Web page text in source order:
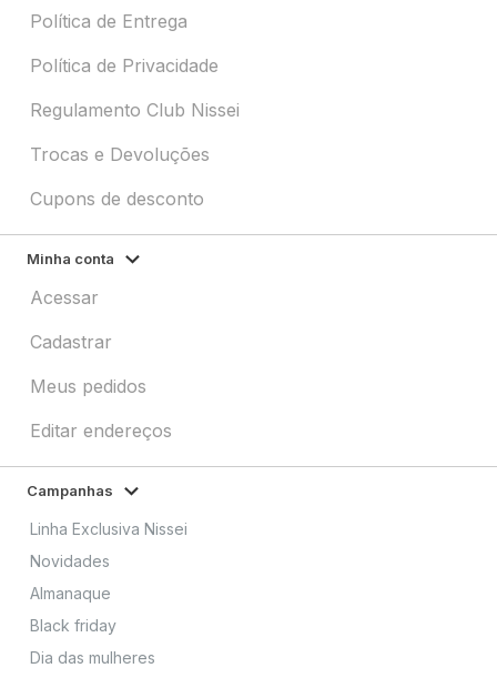
Política de Entrega
Política de Privacidade
Regulamento Club Nissei
Trocas e Devoluções
Cupons de desconto
Minha conta
Acessar
Cadastrar
Meus pedidos
Editar endereços
Campanhas
Linha Exclusiva Nissei
Novidades
Almanaque
Black friday
Dia das mulheres